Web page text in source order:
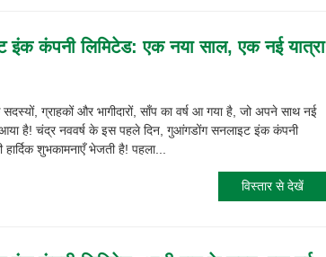
इंक कंपनी लिमिटेड: एक नया साल, एक नई यात्रा
ग्राहकों और भागीदारों, साँप का वर्ष आ गया है, जो अपने साथ नई
है! चंद्र नववर्ष के इस पहले दिन, गुआंगडोंग सनलाइट इंक कंपनी
शुभकामनाएँ भेजती है! पहला...
विस्तार से देखें